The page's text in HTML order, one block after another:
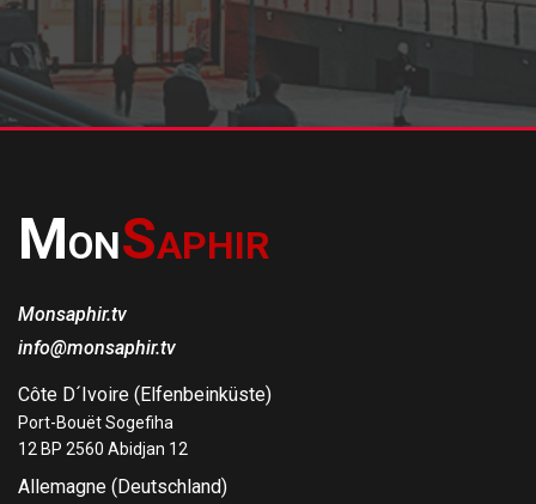
MONSAPHIR
Monsaphir.tv
info@monsaphir.tv
Côte D´Ivoire (Elfenbeinküste)
Port-Bouët Sogefiha
12 BP 2560 Abidjan 12
Allemagne (Deutschland)